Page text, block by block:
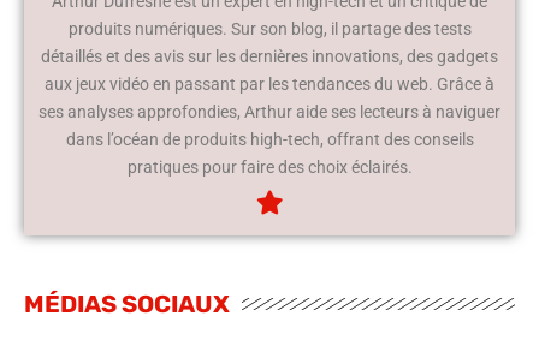
produits numériques. Sur son blog, il partage des tests
détaillés et des avis sur les dernières innovations, des gadgets
aux jeux vidéo en passant par les tendances du web. Grâce à
ses analyses approfondies, Arthur aide ses lecteurs à naviguer
dans l’océan de produits high-tech, offrant des conseils
pratiques pour faire des choix éclairés.
MÉDIAS SOCIAUX